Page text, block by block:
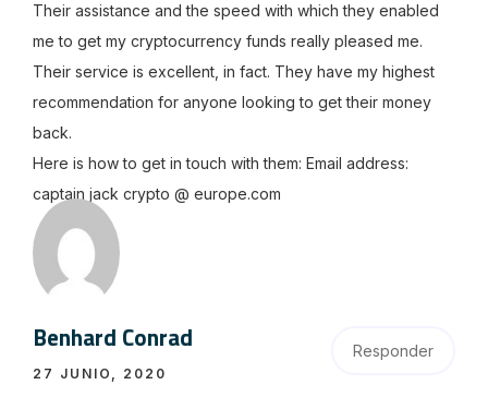
Their assistance and the speed with which they enabled
me to get my cryptocurrency funds really pleased me.
Their service is excellent, in fact. They have my highest
recommendation for anyone looking to get their money
back.
Here is how to get in touch with them: Email address:
captain jack crypto @ europe.com
Benhard Conrad
27 JUNIO, 2020
Responder